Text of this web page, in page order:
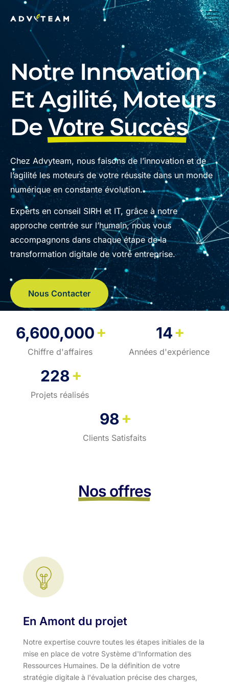
Notre Innovation
Et Agilité, Moteurs
De Votre Succès
Chez Advyteam, nous faisons de l’innovation et de
l’agilité les moteurs de votre réussite dans un monde
numérique en constante évolution.
Experts en conseil SIRH et IT, grâce à notre
approche centrée sur l’humain, nous vous
accompagnons dans chaque étape de la
transformation digitale de votre entreprise.
Nous Contacter
6,600,000+
Chiffre d'affaires
14+
Années d'expérience
228+
Projets réalisés
98+
Clients Satisfaits
Nos offres
En Amont du projet
Notre expertise couvre toutes les étapes initiales de la
mise en place de votre Système d'Information des
Ressources Humaines. De la définition de votre
stratégie digitale à l'évaluation précise des charges,